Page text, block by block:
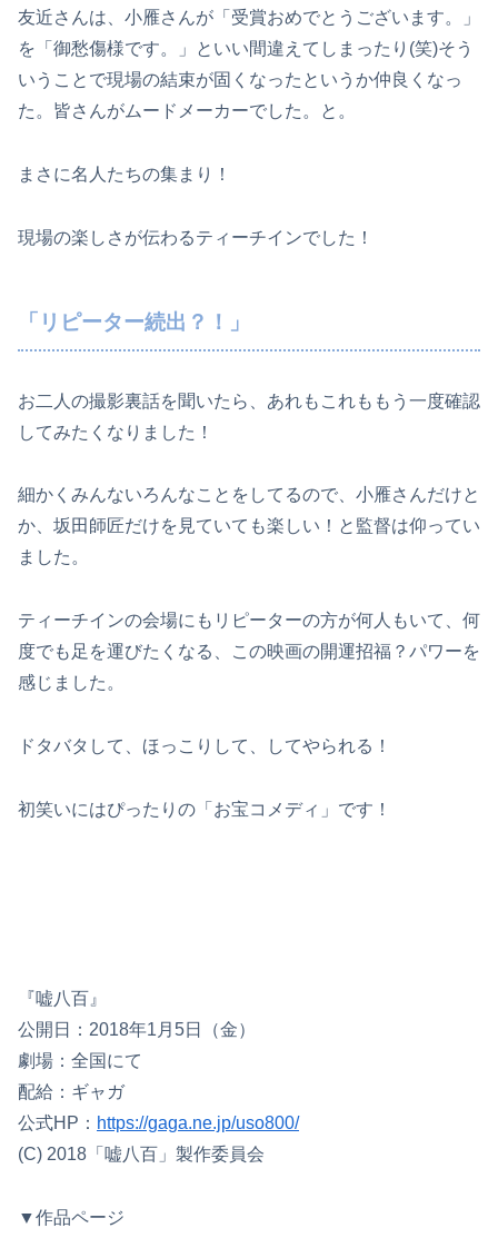
友近さんは、小雁さんが「受賞おめでとうございます。」
を「御愁傷様です。」といい間違えてしまったり(笑)そう
いうことで現場の結束が固くなったというか仲良くなっ
た。皆さんがムードメーカーでした。と。
まさに名人たちの集まり！
現場の楽しさが伝わるティーチインでした！
「リピーター続出？！」
お二人の撮影裏話を聞いたら、あれもこれももう一度確認
してみたくなりました！
細かくみんないろんなことをしてるので、小雁さんだけと
か、坂田師匠だけを見ていても楽しい！と監督は仰ってい
ました。
ティーチインの会場にもリピーターの方が何人もいて、何
度でも足を運びたくなる、この映画の開運招福？パワーを
感じました。
ドタバタして、ほっこりして、してやられる！
初笑いにはぴったりの「お宝コメディ」です！
『嘘八百』
公開日：2018年1月5日（金）
劇場：全国にて
配給：ギャガ
公式HP： https://gaga.ne.jp/uso800/
(C) 2018「嘘八百」製作委員会
▼作品ページ